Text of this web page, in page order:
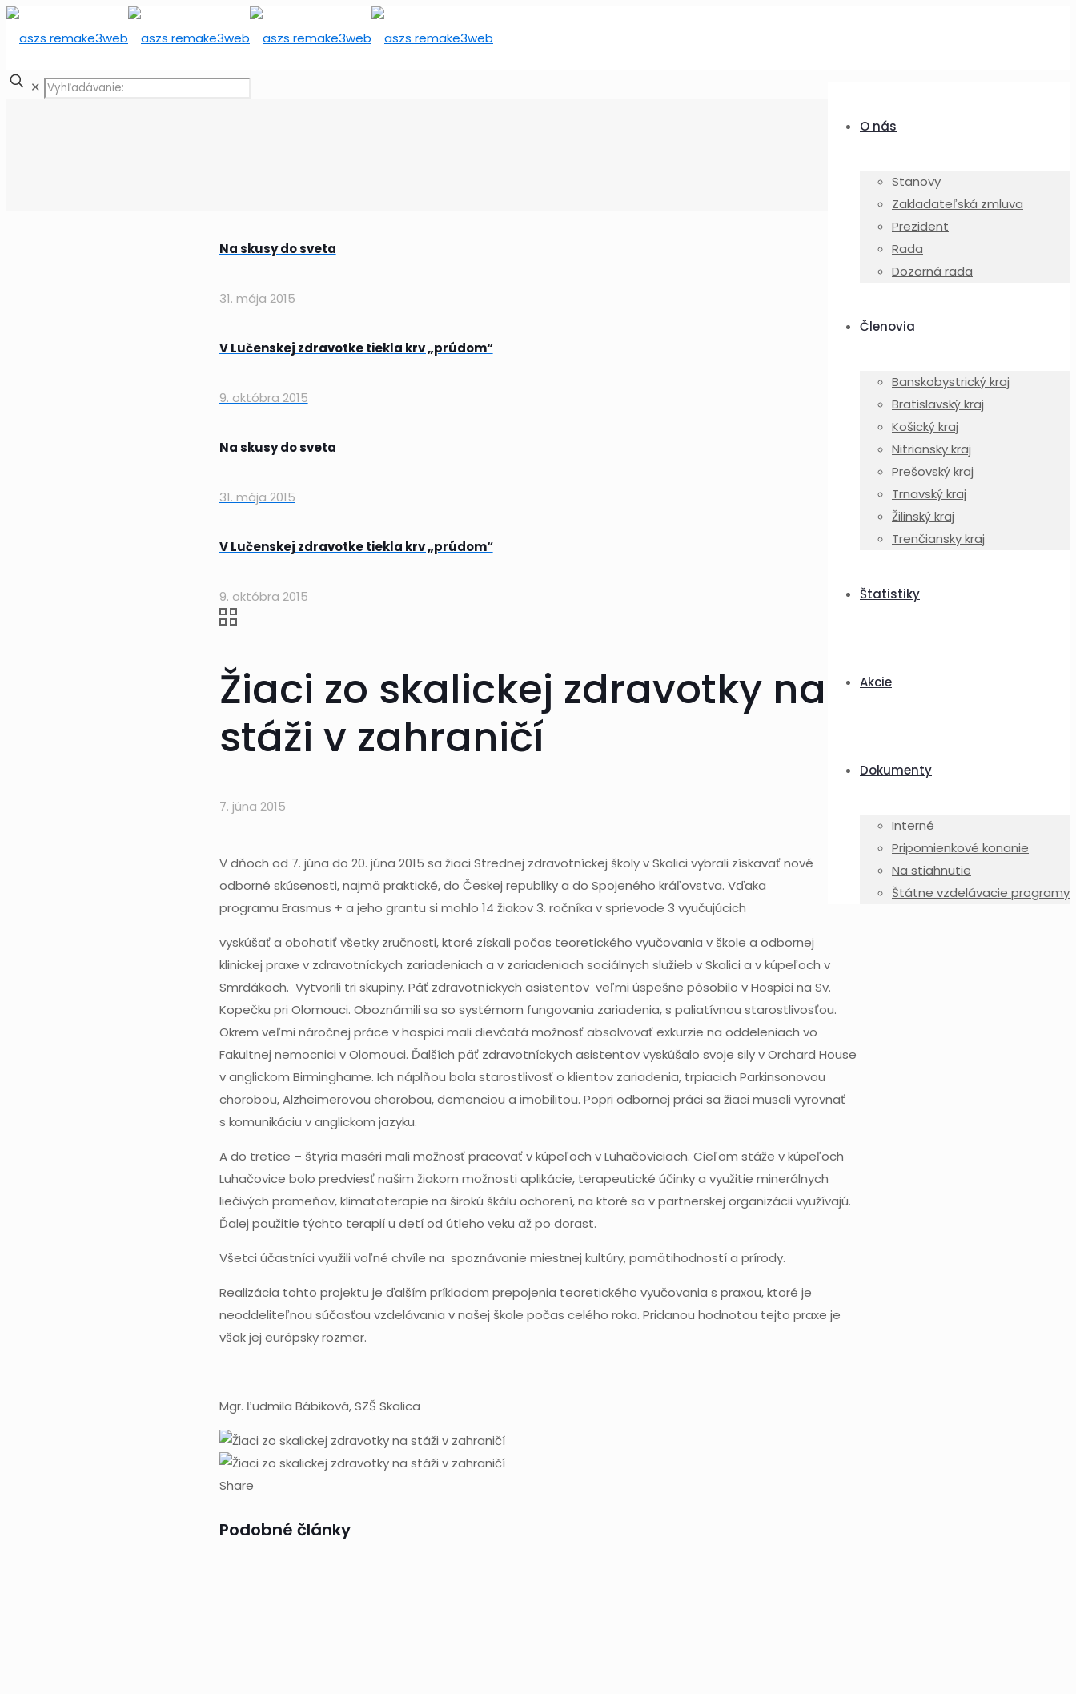
O nás
Stanovy
Zakladateľská zmluva
Prezident
Rada
Dozorná rada
Členovia
Banskobystrický kraj
Bratislavský kraj
Košický kraj
Nitriansky kraj
Prešovský kraj
Trnavský kraj
Žilinský kraj
Trenčiansky kraj
Štatistiky
Akcie
Dokumenty
Interné
Pripomienkové konanie
Na stiahnutie
Štátne vzdelávacie programy
✕
Na skusy do sveta
31. mája 2015
V Lučenskej zdravotke tiekla krv „prúdom“
9. októbra 2015
Na skusy do sveta
31. mája 2015
V Lučenskej zdravotke tiekla krv „prúdom“
9. októbra 2015
Žiaci zo skalickej zdravotky na
stáži v zahraničí
7. júna 2015
V dňoch od 7. júna do 20. júna 2015 sa žiaci Strednej zdravotníckej školy v Skalici vybrali získavať nové
odborné skúsenosti, najmä praktické, do Českej republiky a do Spojeného kráľovstva. Vďaka
programu Erasmus + a jeho grantu si mohlo 14 žiakov 3. ročníka v sprievode 3 vyučujúcich
vyskúšať a obohatiť všetky zručnosti, ktoré získali počas teoretického vyučovania v škole a odbornej
klinickej praxe v zdravotníckych zariadeniach a v zariadeniach sociálnych služieb v Skalici a v kúpeľoch v
Smrdákoch. Vytvorili tri skupiny. Päť zdravotníckych asistentov veľmi úspešne pôsobilo v Hospici na Sv.
Kopečku pri Olomouci. Oboznámili sa so systémom fungovania zariadenia, s paliatívnou starostlivosťou.
Okrem veľmi náročnej práce v hospici mali dievčatá možnosť absolvovať exkurzie na oddeleniach vo
Fakultnej nemocnici v Olomouci. Ďalších päť zdravotníckych asistentov vyskúšalo svoje sily v Orchard House
v anglickom Birminghame. Ich náplňou bola starostlivosť o klientov zariadenia, trpiacich Parkinsonovou
chorobou, Alzheimerovou chorobou, demenciou a imobilitou. Popri odbornej práci sa žiaci museli vyrovnať
s komunikáciu v anglickom jazyku.
A do tretice – štyria maséri mali možnosť pracovať v kúpeľoch v Luhačoviciach. Cieľom stáže v kúpeľoch
Luhačovice bolo predviesť našim žiakom možnosti aplikácie, terapeutické účinky a využitie minerálnych
liečivých prameňov, klimatoterapie na širokú škálu ochorení, na ktoré sa v partnerskej organizácii využívajú.
Ďalej použitie týchto terapií u detí od útleho veku až po dorast.
Všetci účastníci využili voľné chvíle na spoznávanie miestnej kultúry, pamätihodností a prírody.
Realizácia tohto projektu je ďalším príkladom prepojenia teoretického vyučovania s praxou, ktoré je
neoddeliteľnou súčasťou vzdelávania v našej škole počas celého roka. Pridanou hodnotou tejto praxe je
však jej európsky rozmer.
Mgr. Ľudmila Bábiková, SZŠ Skalica
Share
Podobné články